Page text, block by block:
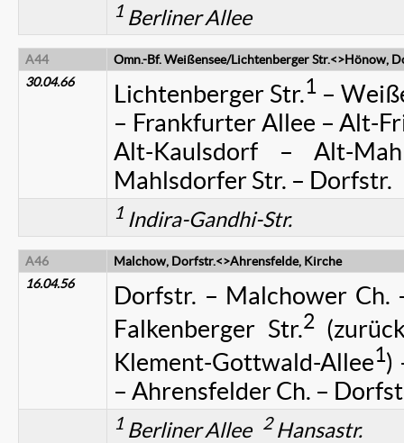
1 Berliner Allee
A44
Omn.-Bf. Weißensee/Lichtenberger Str.<>Hönow,
30.04.66
Lichtenberger Str.1–
– Frankfurter Allee – Alt-
Alt-Kaulsdorf – Alt-
Mahlsdorfer Str. – Dorfstr.
1 Indira-Gandhi-Str.
A46
Malchow, Dorfstr.<>Ahrensfelde, Kirche
16.04.56
Dorfstr. – Malchower Ch.
Falkenberger Str.2
Klement-Gottwald-Allee1)
– Ahrensfelder Ch. –
1 Berliner Allee 2Hansastr.